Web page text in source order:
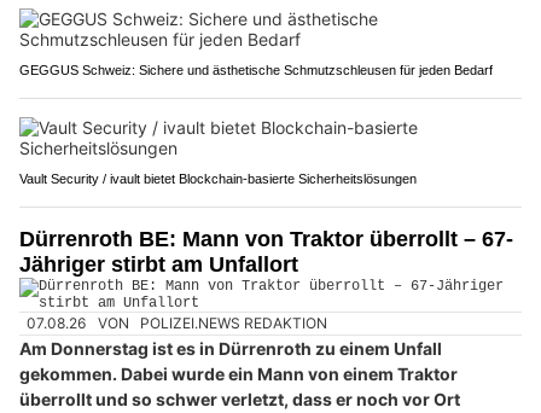
GEGGUS Schweiz: Sichere und ästhetische Schmutzschleusen für jeden Bedarf
Vault Security / ivault bietet Blockchain-basierte Sicherheitslösungen
Dürrenroth BE: Mann von Traktor überrollt – 67-
Jähriger stirbt am Unfallort
07.08.26 VON POLIZEI.NEWS REDAKTION
Am Donnerstag ist es in Dürrenroth zu einem Unfall
gekommen. Dabei wurde ein Mann von einem Traktor
überrollt und so schwer verletzt, dass er noch vor Ort